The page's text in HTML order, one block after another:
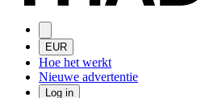
EUR
Hoe het werkt
Nieuwe advertentie
Log in